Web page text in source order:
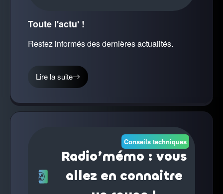
Toute l'actu' !
Restez informés des dernières actualités.
Lire la suite
Conseils techniques
Radio’mémo : vous
allez en connaitre